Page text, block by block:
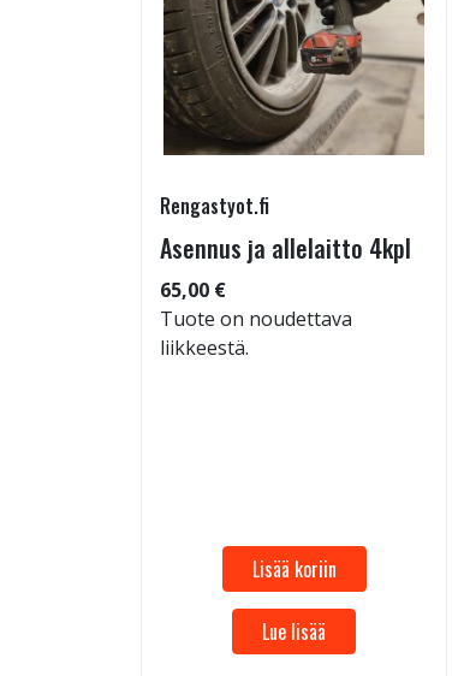
Rengastyot.fi
Asennus ja allelaitto 4kpl
65,00 €
Tuote on noudettava
liikkeestä.
Lisää koriin
Lue lisää